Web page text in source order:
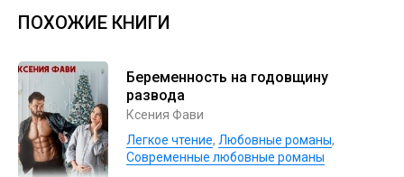
ПОХОЖИЕ КНИГИ
Беременность на годовщину
развода
Ксения Фави
Легкое чтение, Любовные романы,
Современные любовные романы